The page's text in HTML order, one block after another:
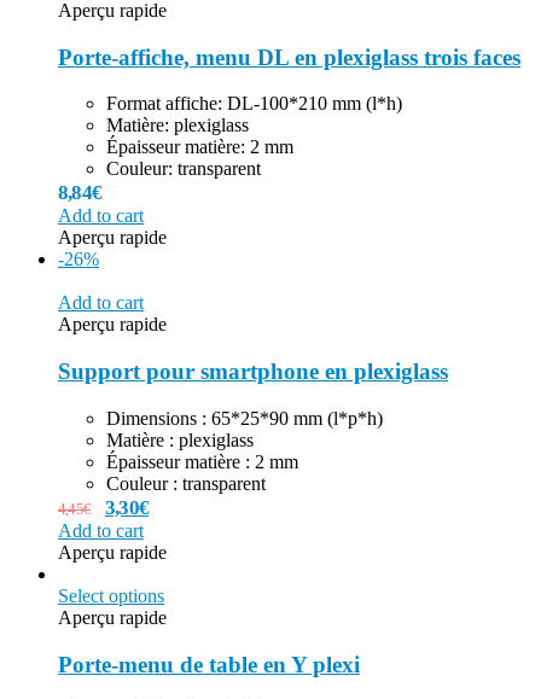
Aperçu rapide
Porte-affiche, menu DL en plexiglass trois faces
Format affiche: DL-100*210 mm (l*h)
Matière: plexiglass
Épaisseur matière: 2 mm
Couleur: transparent
8,84€
Add to cart
Aperçu rapide
-26%
Add to cart
Aperçu rapide
Support pour smartphone en plexiglass
Dimensions : 65*25*90 mm (l*p*h)
Matière : plexiglass
Épaisseur matière : 2 mm
Couleur : transparent
4,45€ 3,30€
Add to cart
Aperçu rapide
Select options
Aperçu rapide
Porte-menu de table en Y plexi